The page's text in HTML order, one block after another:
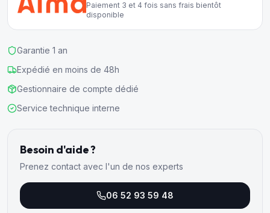
Paiement 3 et 4 fois sans frais bientôt
disponible
Garantie 1 an
Expédié en moins de 48h
Gestionnaire de compte dédié
Service technique interne
Besoin d'aide ?
Prenez contact avec l'un de nos experts
06 52 93 59 48